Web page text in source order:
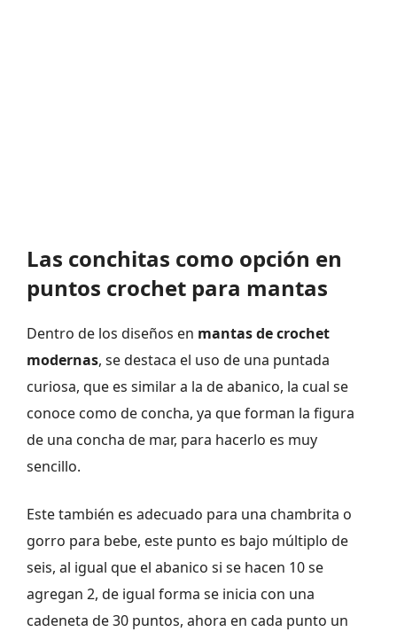
Las conchitas como opción en
puntos crochet para mantas
Dentro de los diseños en mantas de crochet
modernas, se destaca el uso de una puntada
curiosa, que es similar a la de abanico, la cual se
conoce como de concha, ya que forman la figura
de una concha de mar, para hacerlo es muy
sencillo.
Este también es adecuado para una chambrita o
gorro para bebe, este punto es bajo múltiplo de
seis, al igual que el abanico si se hacen 10 se
agregan 2, de igual forma se inicia con una
cadeneta de 30 puntos, ahora en cada punto un